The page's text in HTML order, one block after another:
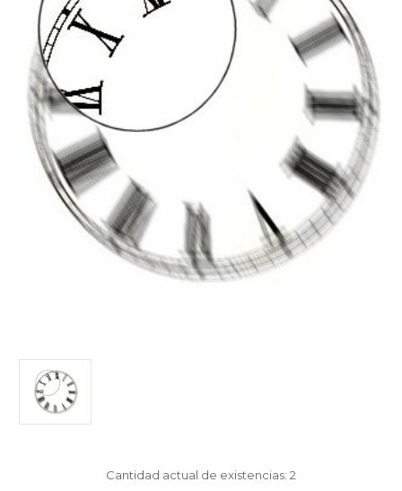
Cantidad actual de existencias: 2